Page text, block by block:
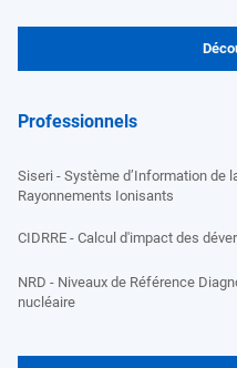
Professionnels
Siseri - Système d’Information de
Rayonnements Ionisants
CIDRRE - Calcul d'impact des
NRD - Niveaux de Référence
nucléaire